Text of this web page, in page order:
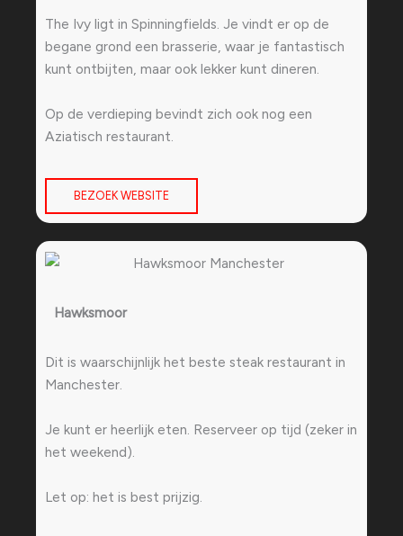
The Ivy ligt in Spinningfields. Je vindt er op de
begane grond een brasserie, waar je fantastisch
kunt ontbijten, maar ook lekker kunt dineren.
Op de verdieping bevindt zich ook nog een
Aziatisch restaurant.
BEZOEK WEBSITE
Hawksmoor
Dit is waarschijnlijk het beste steak restaurant in
Manchester.
Je kunt er heerlijk eten. Reserveer op tijd (zeker in
het weekend).
Let op: het is best prijzig.